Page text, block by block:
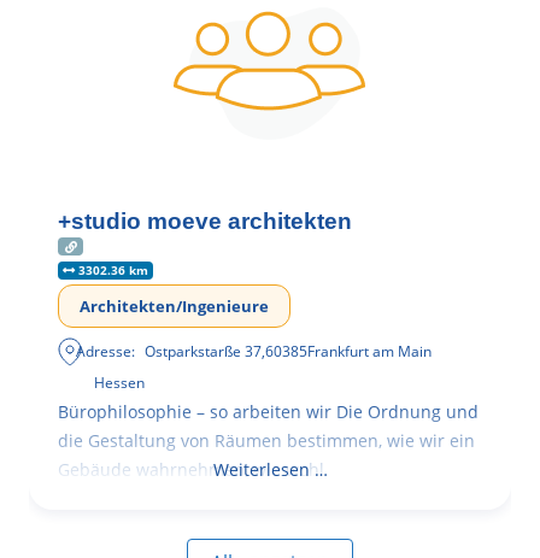
+studio moeve architekten
3302.36 km
Architekten/Ingenieure
Adresse: Ostparkstarße 37,60385Frankfurt am Main
Hessen
Bürophilosophie – so arbeiten wir Die Ordnung und
die Gestaltung von Räumen bestimmen, wie wir ein
Gebäude wahrnehmen, wie wohl
Weiterlesen …